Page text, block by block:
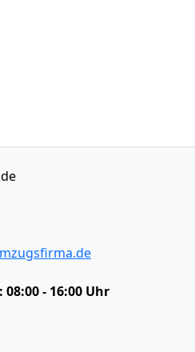
08:00 - 16:00 Uhr